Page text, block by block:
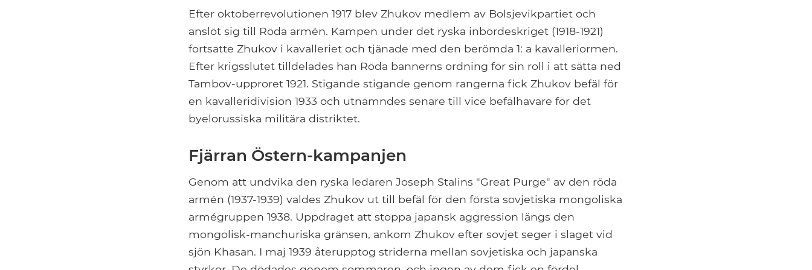
Efter oktoberrevolutionen 1917 blev Zhukov medlem av Bolsjevikpartiet och
anslöt sig till Röda armén. Kampen under det ryska inbördeskriget (1918-1921)
fortsatte Zhukov i kavalleriet och tjänade med den berömda 1: a kavalleriormen.
Efter krigsslutet tilldelades han Röda bannerns ordning för sin roll i att sätta ned
Tambov-upproret 1921. Stigande stigande genom rangerna fick Zhukov befäl för
en kavalleridivision 1933 och utnämndes senare till vice befälhavare för det
byelorussiska militära distriktet.
Fjärran Östern-kampanjen
Genom att undvika den ryska ledaren Joseph Stalins "Great Purge" av den röda
armén (1937-1939) valdes Zhukov ut till befäl för den första sovjetiska mongoliska
armégruppen 1938. Uppdraget att stoppa japansk aggression längs den
mongolisk-manchuriska gränsen, ankom Zhukov efter sovjet seger i slaget vid
sjön Khasan. I maj 1939 återupptog striderna mellan sovjetiska och japanska